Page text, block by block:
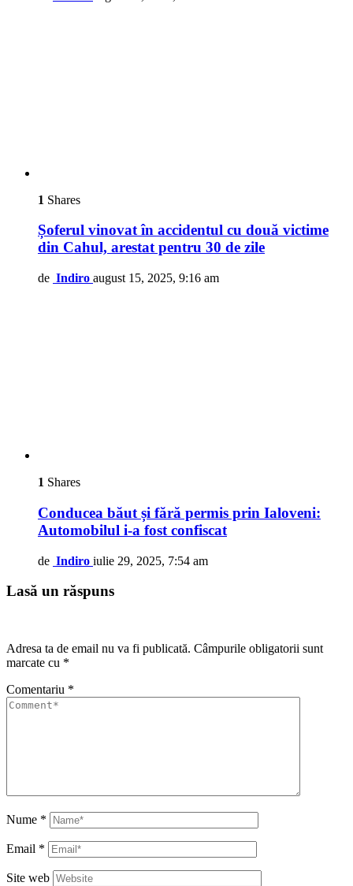
1 Shares
Șoferul vinovat în accidentul cu două victime
din Cahul, arestat pentru 30 de zile
de Indiro august 15, 2025, 9:16 am
1 Shares
Conducea băut și fără permis prin Ialoveni:
Automobilul i-a fost confiscat
de Indiro iulie 29, 2025, 7:54 am
Lasă un răspuns
Adresa ta de email nu va fi publicată. Câmpurile obligatorii sunt
marcate cu *
Comentariu *
Nume *
Email *
Site web